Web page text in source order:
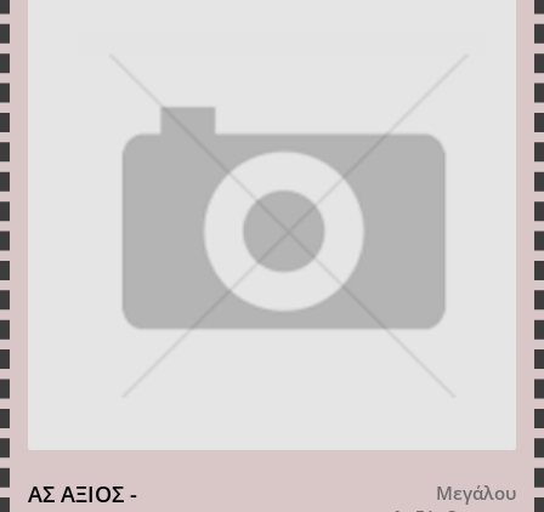
ΑΣ ΑΞΙΟΣ -
Μεγάλου